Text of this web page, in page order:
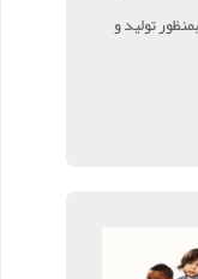
تولید و